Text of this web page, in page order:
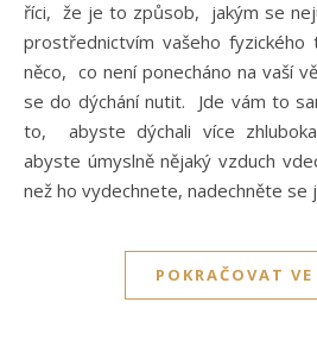
říci, že je to způsob, jakým se
prostřednictvím vašeho
něco, co není ponecháno na vaší
se do dýchání nutit. Jde vám to
to, abyste dýchali více
abyste úmyslně nějaký vzduch
než ho vydechnete, nadechněte se
POKRAČOVAT